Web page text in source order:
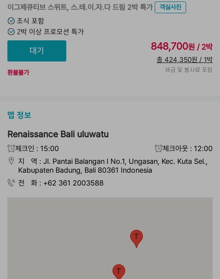
이그제큐티브 스위트, 스.테.이.자.다 드림 2박 특가
객실사진
조식 포함
2박 이상 프로모션 특가
환불불가
848,700원 / 2박
총 424,350원 / 1박
세금 및 봉사료 포함
맵 정보
Renaissance Bali uluwatu
체크인 : 15:00
체크아웃 : 12:00
지 역 : Jl. Pantai Balangan I No.1, Ungasan, Kec. Kuta Sel.,
Kabupaten Badung, Bali 80361 Indonesia
전 화 : +62 361 2003588
T
T